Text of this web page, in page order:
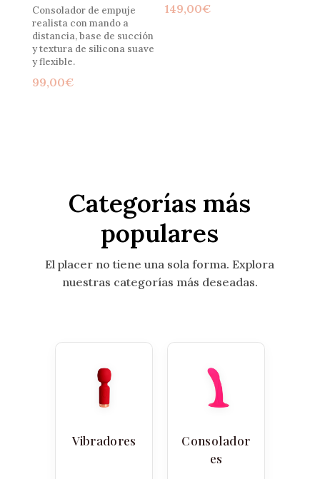
Consolador de empuje
realista con mando a
distancia, base de succión
y textura de silicona suave
y flexible.
99,00€
149,00€
Categorías más
populares
El placer no tiene una sola forma. Explora
nuestras categorías más deseadas.
Vibradores
Consolador
es